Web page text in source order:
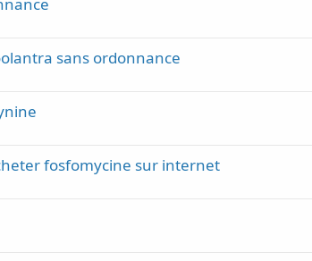
sans ordonnance
fosfomycine sur internet